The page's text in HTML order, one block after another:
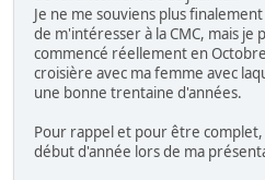
Je ne me souviens plus
de m'intéresser à la CMC, mais je
commencé réellement en
croisière avec ma femme avec
une bonne trentaine d'années.
Pour rappel et pour être complet,
début d'année lors de ma